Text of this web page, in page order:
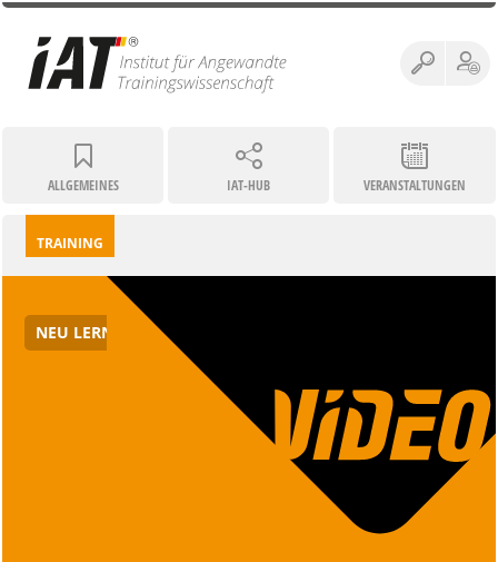
ALLGEMEINES IAT-HUB VERANSTALTUNGEN
TRAINING
NEU LERNEN